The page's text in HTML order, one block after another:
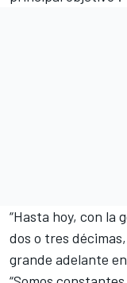
“Hasta hoy, con la
dos o tres
grande adelante